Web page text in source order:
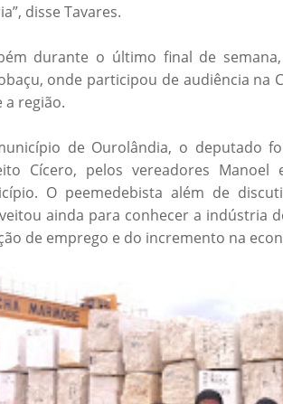
disse Tavares.
durante o último final de
onde participou de audiência na
a região.
de Ourolândia, o deputado
Cícero, pelos vereadores
O peemedebista além de
ainda para conhecer a indústria
de emprego e do incremento na